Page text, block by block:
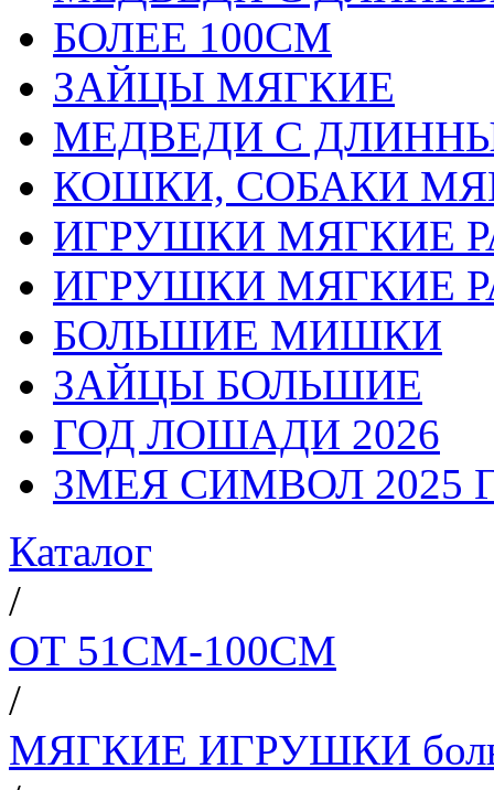
БОЛЕЕ 100СМ
ЗАЙЦЫ МЯГКИЕ
МЕДВЕДИ С
КОШКИ, СОБАКИ
ИГРУШКИ МЯГКИЕ
ИГРУШКИ МЯГКИЕ
БОЛЬШИЕ МИШКИ
ЗАЙЦЫ БОЛЬШИЕ
ГОД ЛОШАДИ 2026
ЗМЕЯ СИМВОЛ 2025
Каталог
/
ОТ 51СМ-100СМ
/
МЯГКИЕ ИГРУШКИ